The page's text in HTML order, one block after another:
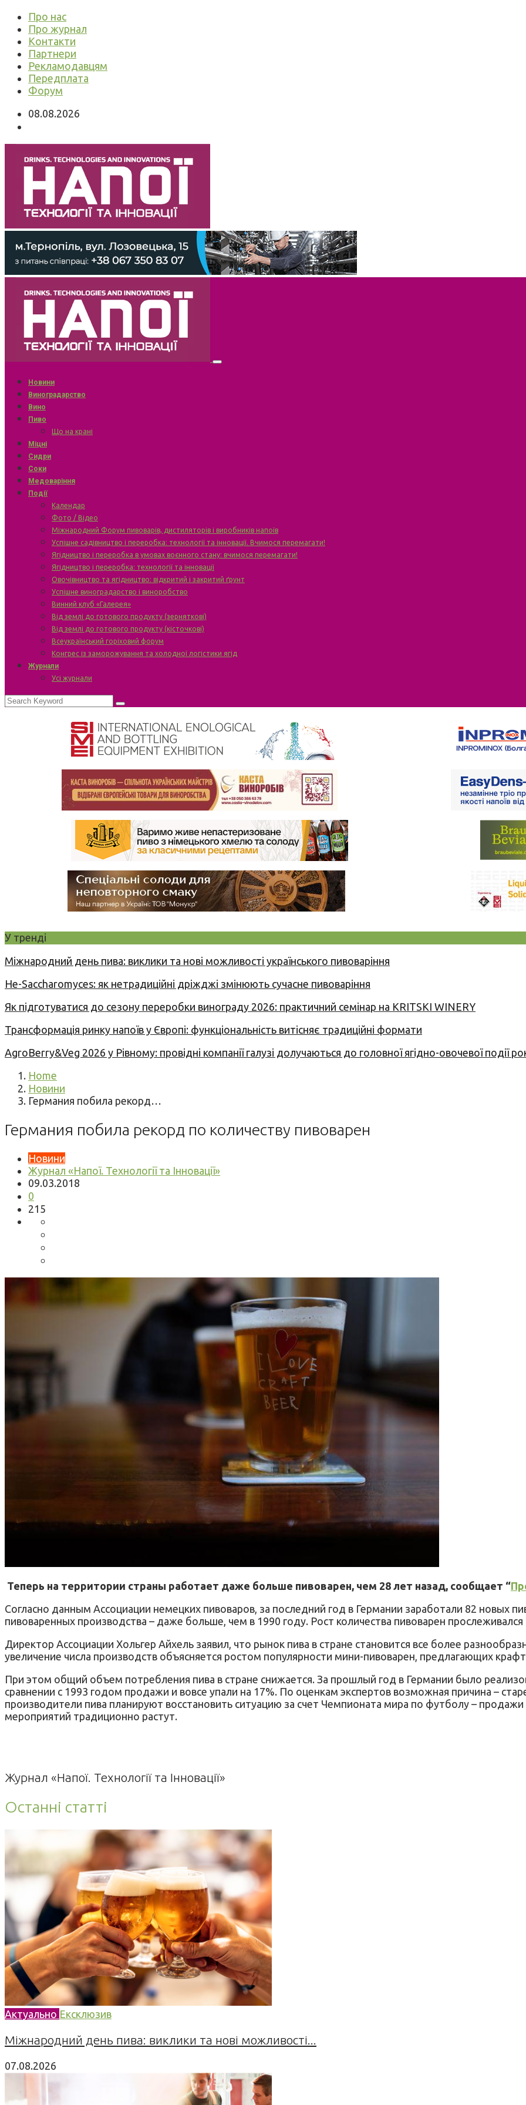
Про нас
Про журнал
Контакти
Партнери
Рекламодавцям
Передплата
Форум
08.08.2026
Новини
Виноградарство
Вино
Пиво
Що на крані
Міцні
Сидри
Соки
Медоваріння
Події
Календар
Фото / Відео
Міжнародний Форум пивоварів, дистиляторів і виробників напоїв
Успішне садівництво і переробка: технології та інновації. Вчимося перемагати!
Ягідництво і переробка в умовах воєнного стану: вчимося перемагати!
Ягідництво і переробка: технології та інновації
Овочівництво та ягідництво: відкритий і закритий ґрунт
Успішне виноградарство і виноробство
Винний клуб «Галерея»
Від землі до готового продукту (зерняткові)
Від землі до готового продукту (кісточкові)
Всеукраїнський горіховий форум
Конгрес із заморожування та холодної логістики ягід
Журнали
Усі журнали
У тренді
Міжнародний день пива: виклики та нові можливості українського пивоваріння
Не-Saccharomyces: як нетрадиційні дріжджі змінюють сучасне пивоваріння
Як підготуватися до сезону переробки винограду 2026: практичний семінар на KRITSKI WINERY
Трансформація ринку напоїв у Європі: функціональність витісняє традиційні формати
AgroBerry&Veg 2026 у Рівному: провідні компанії галузі долучаються до головної ягідно-овочевої події
Home
Новини
Германия побила рекорд…
Германия побила рекорд по количеству пивоварен
Новини
Журнал «Напої. Технології та Інновації»
09.03.2018
0
215
Теперь на территории страны работает даже больше пивоварен, чем 28 лет назад, сообщает “
Согласно данным Ассоциации немецких пивоваров, за последний год в Германии заработали 82 новых
пивоваренных производства – даже больше, чем в 1990 году. Рост количества пивоварен
Директор Ассоциации Хольгер Айхель заявил, что рынок пива в стране становится все более
увеличение числа производств объясняется ростом популярности мини-пивоварен, предлагающих
При этом общий объем потребления пива в стране снижается. За прошлый год в Германии было
сравнении с 1993 годом продажи и вовсе упали на 17%. По оценкам экспертов возможная причина –
производители пива планируют восстановить ситуацию за счет Чемпионата мира по футболу –
мероприятий традиционно растут.
Журнал «Напої. Технології та Інновації»
Останні статті
Актуально Ексклюзив
Міжнародний день пива: виклики та нові можливості...
07.08.2026